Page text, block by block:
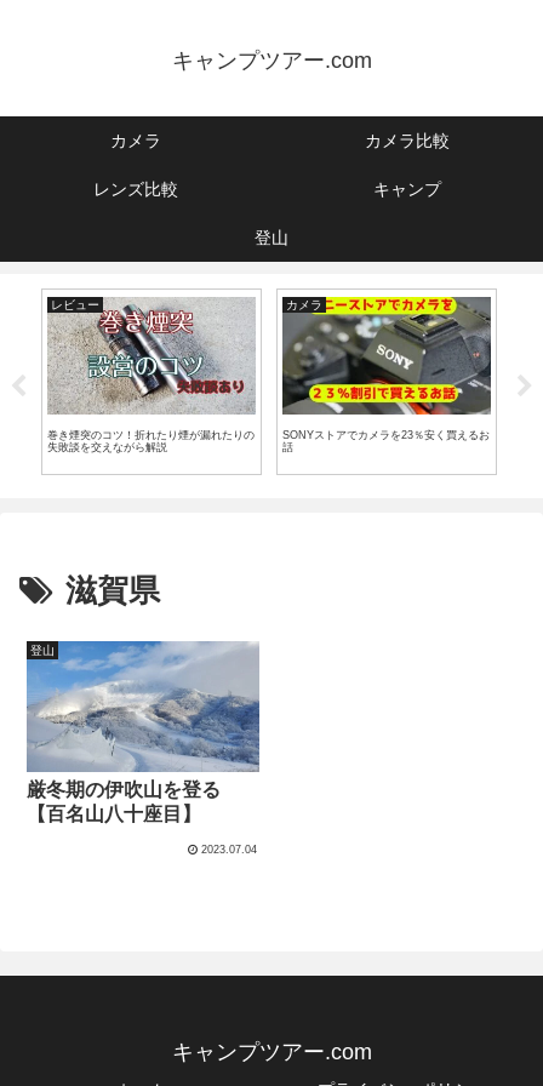
キャンプツアー.com
カメラ カメラ比較
レンズ比較 キャンプ
登山
レビュー
巻き煙突のコツ！折れたり煙が漏れたりの
失敗談を交えながら解説
カメラ
SONYストアでカメラを23％安く買えるお
話
滋賀県
登山
厳冬期の伊吹山を登る
【百名山八十座目】
2023.07.04
キャンプツアー.com